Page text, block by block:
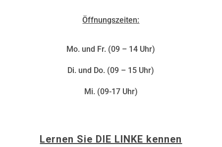
Öffnungszeiten:
Mo. und Fr. (09 – 14 Uhr)
Di. und Do. (09 – 15 Uhr)
Mi. (09-17 Uhr)
Lernen Sie DIE LINKE kennen